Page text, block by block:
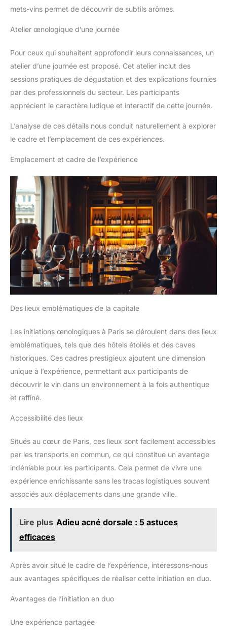
mets-vins permet de découvrir de subtils arômes.
Atelier œnologique d’une journée
Pour ceux qui souhaitent approfondir leurs connaissances, un
atelier d’une journée est proposé. Cet atelier inclut des
sessions pratiques de dégustation et des explications fournies
par des professionnels du secteur. Les participants
apprécient le caractère ludique et interactif de cette journée.
L’analyse de ces détails nous conduit naturellement à explorer
le cadre et l’emplacement de ces expériences.
Emplacement et cadre de l’expérience
Des lieux emblématiques de la capitale
Les initiations œnologiques à Paris se déroulent dans des lieux
emblématiques, tels que des hôtels étoilés et des caves
historiques. Ces cadres prestigieux ajoutent une dimension
unique à l’expérience, permettant aux participants de
découvrir le vin dans un environnement à la fois authentique
et raffiné.
Accessibilité des lieux
Situés au cœur de Paris, ces lieux sont facilement accessibles
par les transports en commun, ce qui constitue un avantage
indéniable pour les participants. Cela permet de vivre une
expérience enrichissante sans les tracas logistiques souvent
associés aux déplacements dans une grande ville.
Lire plus Adieu acné dorsale : 5 astuces
efficaces
Après avoir situé le cadre de l’expérience, intéressons-nous
aux avantages spécifiques de réaliser cette initiation en duo.
Avantages de l’initiation en duo
Une expérience partagée